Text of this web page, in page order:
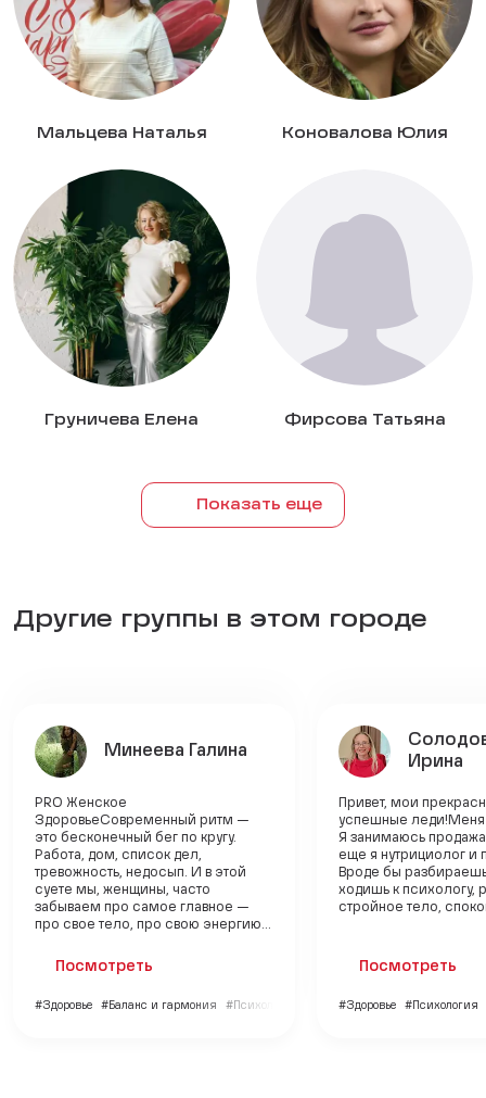
Мальцева Наталья Коновалова Юлия
Груничева Елена Фирсова Татьяна
Показать еще
Другие группы в этом городе
Минеева Галина
PRO Женское
ЗдоровьеСовременный ритм —
это бесконечный бег по кругу.
Работа, дом, список дел,
тревожность, недосып. И в этой
суете мы, женщины, часто
забываем про самое главное —
про свое тело, про свою энергию...
Посмотреть
#Здоровье #Баланс и гармония #Психология
Ирина
Привет, мои
успешные леди!Меня
Я занимаюсь
еще я нутрициолог и
Вроде бы
ходишь к психологу,
стройное тело,
Посмотреть
#Здоровье #Психология